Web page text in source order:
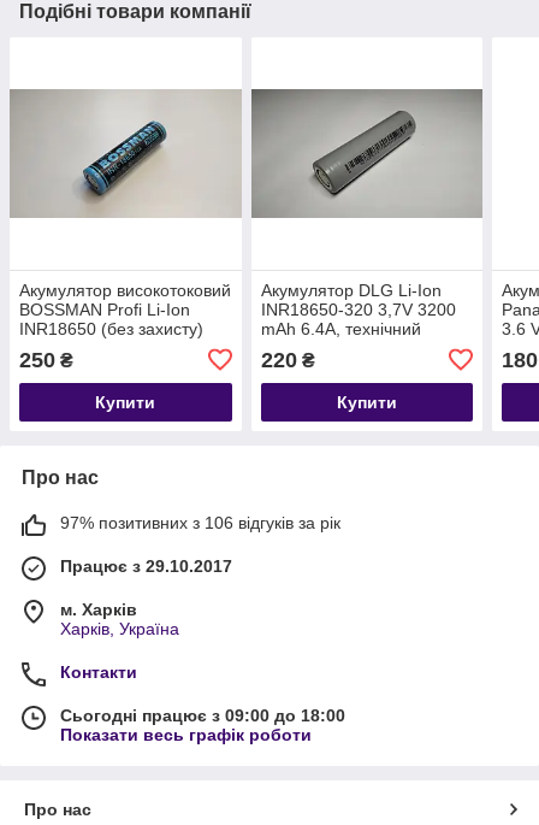
Подібні товари компанії
Акумулятор високотоковий
BOSSMAN Profi Li-Ion
INR18650 (без захисту)
250 ₴
Купити
Акумулятор DLG Li-Ion
INR18650-320 3,7V 3200
mAh 6.4A, технічний
220₴
Купити
3.6
180
Про нас
97% позитивних з 106 відгуків за рік
Працює з 29.10.2017
м. Харків
Харків, Україна
Контакти
Сьогодні працює з 09:00 до 18:00
Показати весь графік роботи
Про нас